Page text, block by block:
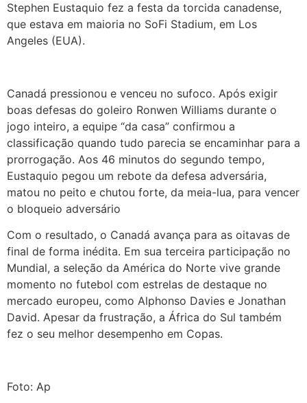
Stephen Eustaquio fez a festa da torcida canadense,
que estava em maioria no SoFi Stadium, em Los
Angeles (EUA).
Canadá pressionou e venceu no sufoco. Após exigir
boas defesas do goleiro Ronwen Williams durante o
jogo inteiro, a equipe “da casa” confirmou a
classificação quando tudo parecia se encaminhar para a
prorrogação. Aos 46 minutos do segundo tempo,
Eustaquio pegou um rebote da defesa adversária,
matou no peito e chutou forte, da meia-lua, para vencer
o bloqueio adversário
Com o resultado, o Canadá avança para as oitavas de
final de forma inédita. Em sua terceira participação no
Mundial, a seleção da América do Norte vive grande
momento no futebol com estrelas de destaque no
mercado europeu, como Alphonso Davies e Jonathan
David. Apesar da frustração, a África do Sul também
fez o seu melhor desempenho em Copas.
Foto: Ap